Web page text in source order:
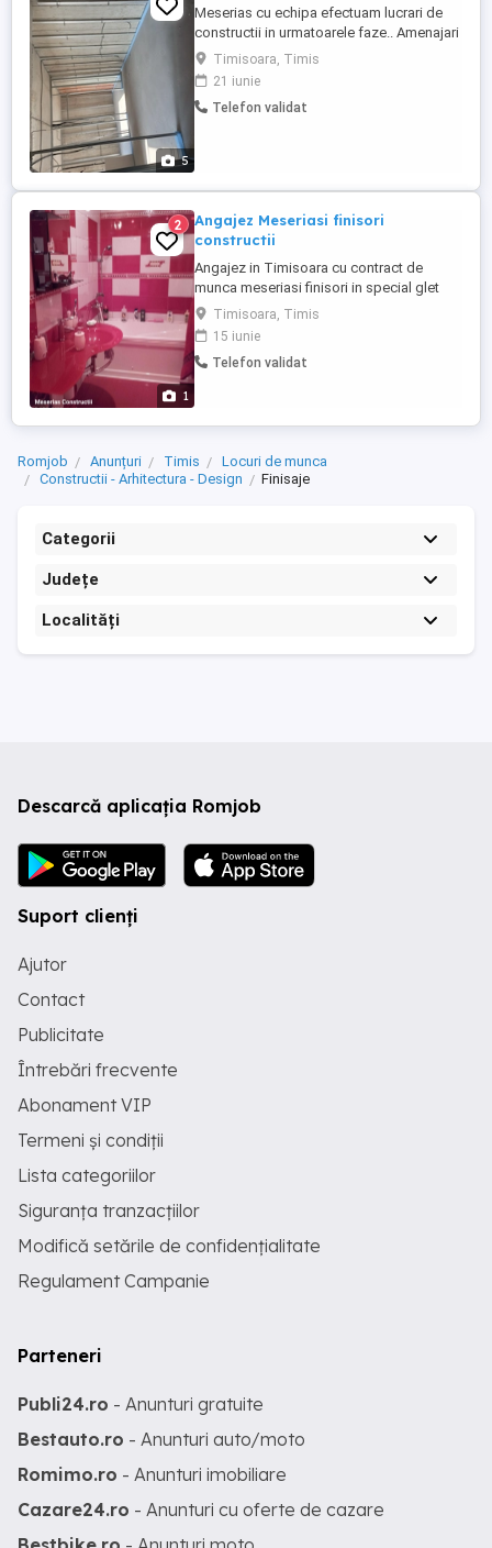
5
Meserias cu echipa efectuam lucrari de
constructii in urmatoarele faze.. Amenajari
interioare.. Gresie faianta tencuiala tinci
glet rigips sape lavabil instalatii. Amenajari
exterioare.. Tencuiala placari vata
polistiren decorative terase pavaje borduri
Timisoara, Timis
21 iunie
Telefon validat
1
2
Angajez Meseriasi finisori
constructii
Angajez in Timisoara cu contract de
munca meseriasi finisori in special glet
zugraveli program luni vineri 8-17 cazare
masa transport salar incepand de la 6000
net 8500 9000 brut dupq proba de munca
in functie de competenta si randament
Timisoara, Timis
15 iunie
Telefon validat
Romjob Anunțuri Timis
Locuri de munca
Constructii - Arhitectura - Design
Finisaje
Categorii
Județe
Localități
Descarcă aplicația Romjob
Suport clienți
Ajutor
Contact
Publicitate
Întrebări frecvente
Abonament VIP
Termeni și condiții
Lista categoriilor
Siguranța tranzacțiilor
Modifică setările de confidențialitate
Regulament Campanie
Parteneri
Publi24.ro - Anunturi gratuite
Bestauto.ro - Anunturi auto/moto
Romimo.ro - Anunturi imobiliare
Cazare24.ro - Anunturi cu oferte de cazare